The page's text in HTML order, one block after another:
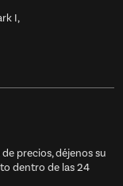
I,
precios, déjenos su
dentro de las 24